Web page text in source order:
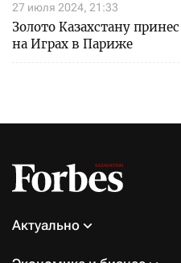
27 июля 2024, 21:33
Золото Казахстану
на Играх в Париже
Актуально